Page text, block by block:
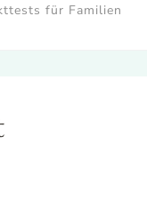
für Familien